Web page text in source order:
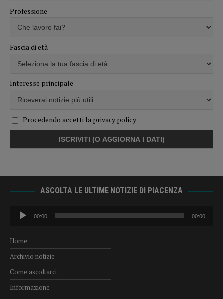
Professione
Fascia di età
Interesse principale
Procedendo accetti la privacy policy
ASCOLTA LE ULTIME NOTIZIE DI PIACENZA
Audio
Player
00:00 00:00
Home
Archivio notizie
Come ascoltarci
Informazione